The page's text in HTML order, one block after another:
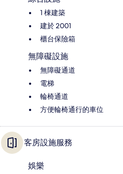
1 棟建築
建於 2001
櫃台保險箱
無障礙設施
無障礙通道
電梯
輪椅通道
方便輪椅通行的車位
客房設施服務
娛樂